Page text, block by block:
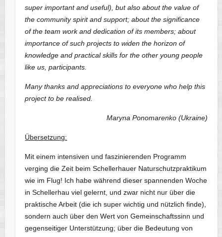
super important and useful), but also about the value of
the community spirit and support; about the significance
of the team work and dedication of its members; about
importance of such projects to widen the horizon of
knowledge and practical skills for the other young people
like us, participants.
Many thanks and appreciations to everyone who help this
project to be realised.
Maryna Ponomarenko (Ukraine)
Übersetzung:
Mit einem intensiven und faszinierenden Programm
verging die Zeit beim Schellerhauer Naturschutzpraktikum
wie im Flug! Ich habe während dieser spannenden Woche
in Schellerhau viel gelernt, und zwar nicht nur über die
praktische Arbeit (die ich super wichtig und nützlich finde),
sondern auch über den Wert von Gemeinschaftssinn und
gegenseitiger Unterstützung; über die Bedeutung von